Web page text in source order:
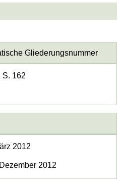
Gliederungsnummer
S. 162
2012
2012